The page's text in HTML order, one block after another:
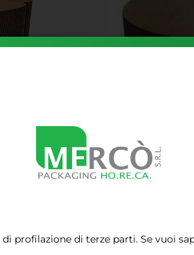
profilazione di terze parti. Se vuoi
€ 20,79